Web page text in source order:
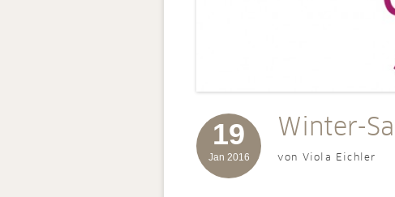
19
Jan 2016
Winter-
von Viola Eichler